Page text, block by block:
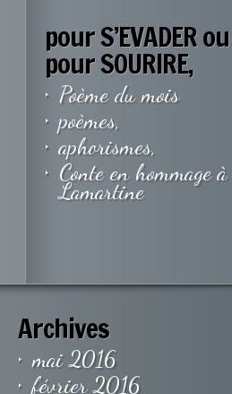
pour S’EVADER ou
pour SOURIRE,
Poème du mois
poèmes,
aphorismes,
Conte en hommage à
Lamartine
Archives
mai 2016
février 2016